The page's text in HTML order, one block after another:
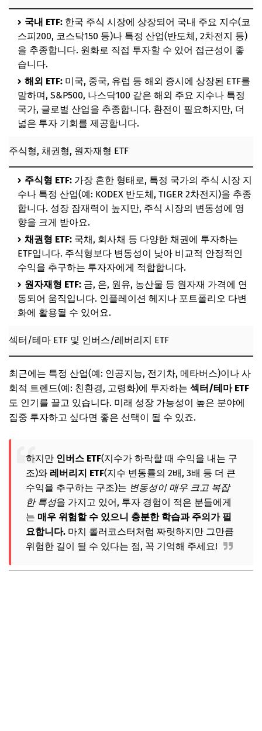
국내 ETF: 한국 주식 시장에 상장되어 국내 주요 지수(코
스피200, 코스닥150 등)나 특정 산업(반도체, 2차전지 등)
을 추종합니다. 원화로 직접 투자할 수 있어 접근성이 좋
습니다.
해외 ETF: 미국, 중국, 유럽 등 해외 증시에 상장된 ETF를
말하며, S&P500, 나스닥100 같은 해외 주요 지수나 특정
국가, 글로벌 산업을 추종합니다. 환전이 필요하지만, 더
넓은 투자 기회를 제공합니다.
주식형, 채권형, 원자재형 ETF
주식형 ETF: 가장 흔한 형태로, 특정 국가의 주식 시장 지
수나 특정 산업(예: KODEX 반도체, TIGER 2차전지)을 추종
합니다. 성장 잠재력이 높지만, 주식 시장의 변동성에 영
향을 크게 받아요.
채권형 ETF: 국채, 회사채 등 다양한 채권에 투자하는
ETF입니다. 주식형보다 변동성이 낮아 비교적 안정적인
수익을 추구하는 투자자에게 적합합니다.
원자재형 ETF: 금, 은, 원유, 농산물 등 원자재 가격에 연
동되어 움직입니다. 인플레이션 헤지나 포트폴리오 다변
화에 활용될 수 있어요.
섹터/테마 ETF 및 인버스/레버리지 ETF
최근에는 특정 산업(예: 인공지능, 전기차, 메타버스)이나 사
회적 트렌드(예: 친환경, 고령화)에 투자하는 섹터/테마 ETF
도 인기를 끌고 있습니다. 미래 성장 가능성이 높은 분야에
집중 투자하고 싶다면 좋은 선택이 될 수 있죠.
하지만 인버스 ETF(지수가 하락할 때 수익을 내는 구
조)와 레버리지 ETF(지수 변동률의 2배, 3배 등 더 큰
수익을 추구하는 구조)는 변동성이 매우 크고 복잡
한 특성을 가지고 있어, 투자 경험이 적은 분들에게
는 매우 위험할 수 있으니 충분한 학습과 주의가 필
요합니다. 마치 롤러코스터처럼 짜릿하지만 그만큼
위험한 길이 될 수 있다는 점, 꼭 기억해 주세요!